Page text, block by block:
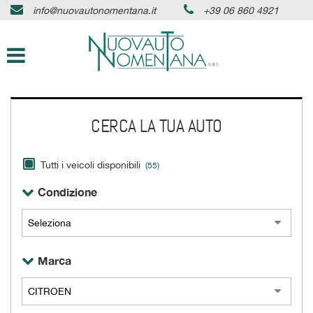
AZIENDA
AUTO IN PRONTA CONSEGNA
DICONO DI NOI
CONTATTI
NEWS
info@nuovautonomentana.it +39 06 860 4921
CERCA LA TUA AUTO
Tutti i veicoli disponibili (55)
Condizione
Marca
preferenze
di
consente
esprimere
tue
preferenze
consenso
alle
tecnologie
di